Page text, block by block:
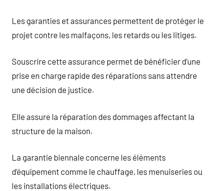
Les garanties et assurances permettent de protéger le
projet contre les malfaçons, les retards ou les litiges.
Souscrire cette assurance permet de bénéficier d’une
prise en charge rapide des réparations sans attendre
une décision de justice.
Elle assure la réparation des dommages affectant la
structure de la maison.
La garantie biennale concerne les éléments
d’équipement comme le chauffage, les menuiseries ou
les installations électriques.